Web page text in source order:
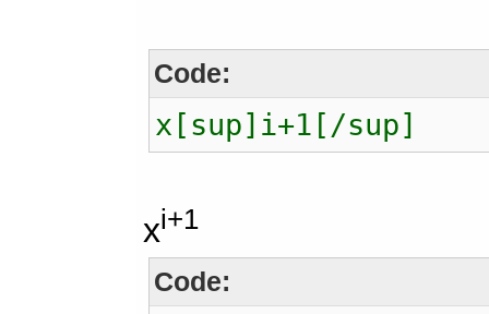
Code:
x[sup]i+1[/sup]
xi+1
Code: